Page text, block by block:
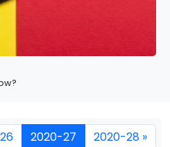
2020-27 2020-28 »